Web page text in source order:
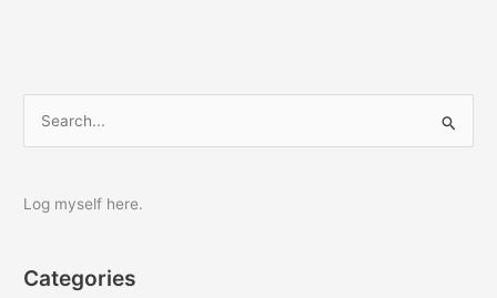
r
f
Log myself here.
Categories